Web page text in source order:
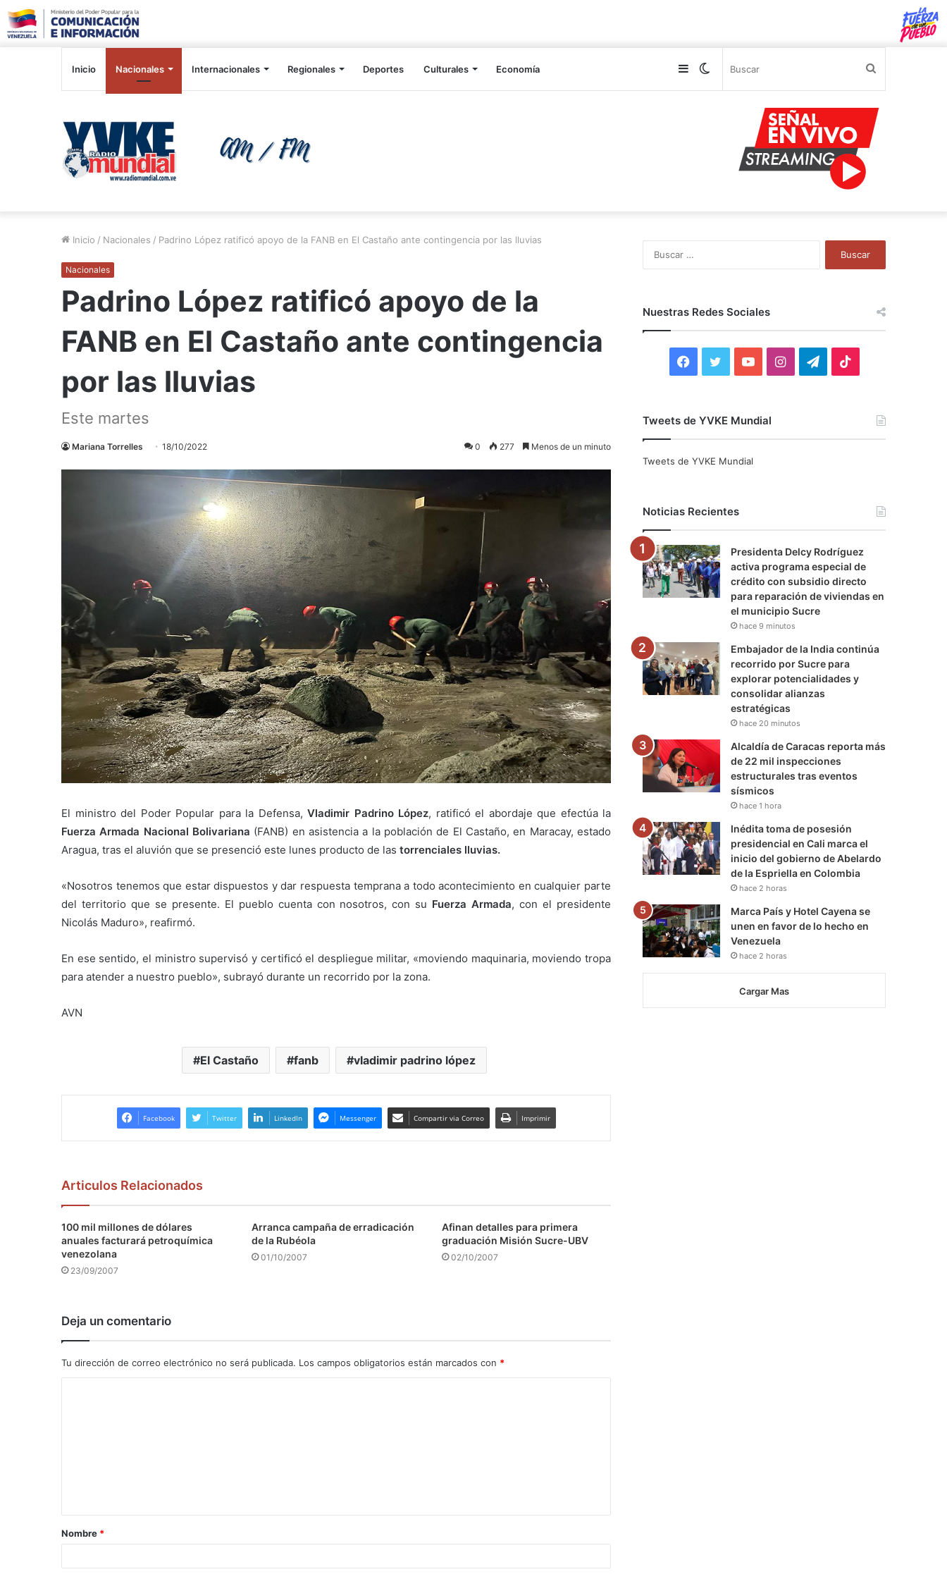
Inicio Nacionales Internacionales Regionales Deportes Culturales Economía Switch
Sidebar
Inicio / Nacionales / Padrino López ratificó apoyo de la FANB en El Castaño ante contingencia por las lluvias
Nacionales
Padrino López ratificó apoyo de la
FANB en El Castaño ante contingencia
por las lluvias
Este martes
Mariana Torrelles 18/10/2022 0 277 Menos de un minuto
El ministro del Poder Popular para la Defensa, Vladimir Padrino López, ratificó el abordaje que efectúa la
Fuerza Armada Nacional Bolivariana (FANB) en asistencia a la población de El Castaño, en Maracay, estado
Aragua, tras el aluvión que se presenció este lunes producto de las torrenciales lluvias.
«Nosotros tenemos que estar dispuestos y dar respuesta temprana a todo acontecimiento en cualquier parte
del territorio que se presente. El pueblo cuenta con nosotros, con su Fuerza Armada, con el presidente
Nicolás Maduro», reafirmó.
En ese sentido, el ministro supervisó y certificó el despliegue militar, «moviendo maquinaria, moviendo tropa
para atender a nuestro pueblo», subrayó durante un recorrido por la zona.
AVN
El Castaño fanb vladimir padrino lópez
Facebook Twitter LinkedIn Messenger Compartir via Correo Imprimir
Articulos Relacionados
100 mil millones de dólares
anuales facturará petroquímica
venezolana
23/09/2007
Arranca campaña de erradicación
de la Rubéola
01/10/2007
Afinan detalles para primera
graduación Misión Sucre-UBV
02/10/2007
Deja un comentario
Tu dirección de correo electrónico no será publicada. Los campos obligatorios están marcados con *
a
r
Nombre *
Nuestras Redes Sociales
F
c
o
k
i
r
Y
u
e
I
r
a
m
T
a
m
Tweets de YVKE Mundial
Tweets de YVKE Mundial
Noticias Recientes
Presidenta Delcy Rodríguez
activa programa especial de
crédito con subsidio directo
para reparación de viviendas en
el municipio Sucre
hace 9 minutos
Embajador de la India continúa
recorrido por Sucre para
explorar potencialidades y
consolidar alianzas
estratégicas
hace 20 minutos
Alcaldía de Caracas reporta más
de 22 mil inspecciones
estructurales tras eventos
sísmicos
hace 1 hora
Inédita toma de posesión
presidencial en Cali marca el
inicio del gobierno de Abelardo
de la Espriella en Colombia
hace 2 horas
Marca País y Hotel Cayena se
unen en favor de lo hecho en
Venezuela
hace 2 horas
Cargar Mas